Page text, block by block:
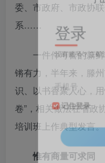
委、市政府、市政协
系……
一件件可喜的新
锵有力，半年来，滕
识、以书香聚人心，
卷”，相关做法在省政
培训班上作典型发言。
惟有商量可求同
登录
没有账号？立即
手机号
记住登录